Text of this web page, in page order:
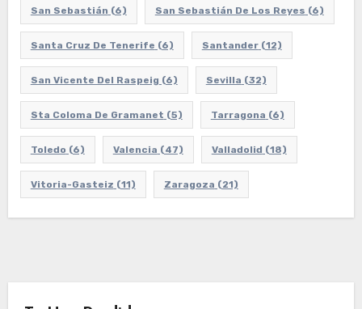
San Sebastián (6) San Sebastián De Los Reyes (6)
Santa Cruz De Tenerife (6) Santander(12)
San Vicente Del Raspeig (6) Sevilla (32)
Sta Coloma De Gramanet (5) Tarragona (6)
Toledo (6) Valencia (47) Valladolid (18)
Vitoria-Gasteiz (11) Zaragoza (21)